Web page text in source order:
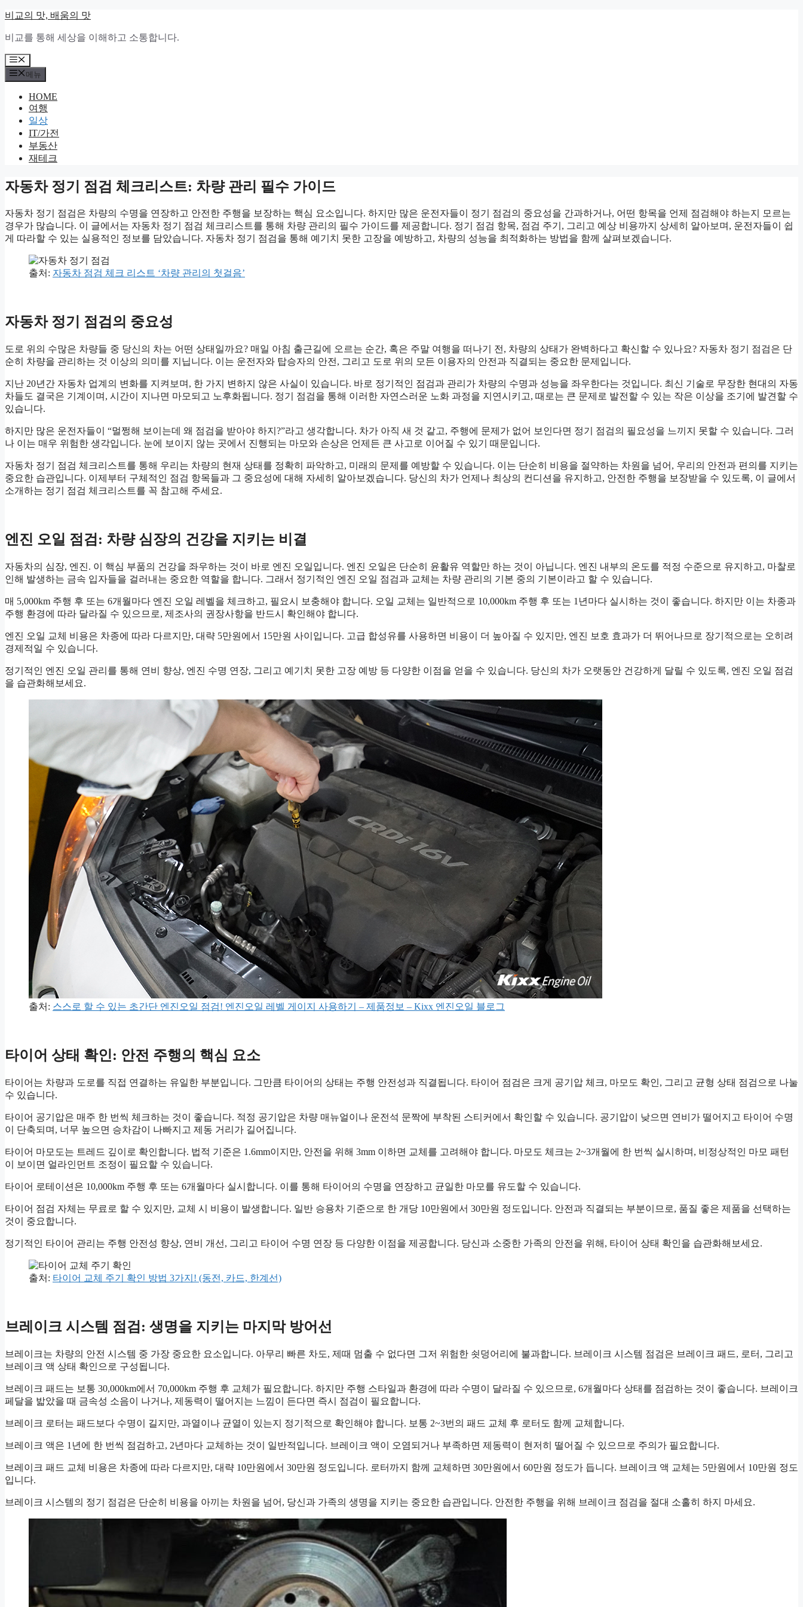
컨
츠
로
건
너
비교의 맛, 배움의 맛
비교를 통해 세상을 이해하고 소통합니다.
메
뉴
메뉴
HOME
여행
일상
IT/가전
부동산
재테크
자동차 정기 점검 체크리스트: 차량 관리 필수 가이드
자동차 정기 점검은 차량의 수명을 연장하고 안전한 주행을 보장하는 핵심 요소입니다. 하지만 많은 운전자들이 정기 점검의 중요성을 간과하거나, 어떤 항목을 언제 점검해야 하는지 모르는
경우가 많습니다. 이 글에서는 자동차 정기 점검 체크리스트를 통해 차량 관리의 필수 가이드를 제공합니다. 정기 점검 항목, 점검 주기, 그리고 예상 비용까지 상세히 알아보며, 운전자들이 쉽
게 따라할 수 있는 실용적인 정보를 담았습니다. 자동차 정기 점검을 통해 예기치 못한 고장을 예방하고, 차량의 성능을 최적화하는 방법을 함께 살펴보겠습니다.
출처: 자동차 점검 체크 리스트 ‘차량 관리의 첫걸음’
자동차 정기 점검의 중요성
도로 위의 수많은 차량들 중 당신의 차는 어떤 상태일까요? 매일 아침 출근길에 오르는 순간, 혹은 주말 여행을 떠나기 전, 차량의 상태가 완벽하다고 확신할 수 있나요? 자동차 정기 점검은 단
순히 차량을 관리하는 것 이상의 의미를 지닙니다. 이는 운전자와 탑승자의 안전, 그리고 도로 위의 모든 이용자의 안전과 직결되는 중요한 문제입니다.
지난 20년간 자동차 업계의 변화를 지켜보며, 한 가지 변하지 않은 사실이 있습니다. 바로 정기적인 점검과 관리가 차량의 수명과 성능을 좌우한다는 것입니다. 최신 기술로 무장한 현대의 자동
차들도 결국은 기계이며, 시간이 지나면 마모되고 노후화됩니다. 정기 점검을 통해 이러한 자연스러운 노화 과정을 지연시키고, 때로는 큰 문제로 발전할 수 있는 작은 이상을 조기에 발견할 수
있습니다.
하지만 많은 운전자들이 “멀쩡해 보이는데 왜 점검을 받아야 하지?”라고 생각합니다. 차가 아직 새 것 같고, 주행에 문제가 없어 보인다면 정기 점검의 필요성을 느끼지 못할 수 있습니다. 그러
나 이는 매우 위험한 생각입니다. 눈에 보이지 않는 곳에서 진행되는 마모와 손상은 언제든 큰 사고로 이어질 수 있기 때문입니다.
자동차 정기 점검 체크리스트를 통해 우리는 차량의 현재 상태를 정확히 파악하고, 미래의 문제를 예방할 수 있습니다. 이는 단순히 비용을 절약하는 차원을 넘어, 우리의 안전과 편의를 지키는
중요한 습관입니다. 이제부터 구체적인 점검 항목들과 그 중요성에 대해 자세히 알아보겠습니다. 당신의 차가 언제나 최상의 컨디션을 유지하고, 안전한 주행을 보장받을 수 있도록, 이 글에서
소개하는 정기 점검 체크리스트를 꼭 참고해 주세요.
엔진 오일 점검: 차량 심장의 건강을 지키는 비결
자동차의 심장, 엔진. 이 핵심 부품의 건강을 좌우하는 것이 바로 엔진 오일입니다. 엔진 오일은 단순히 윤활유 역할만 하는 것이 아닙니다. 엔진 내부의 온도를 적정 수준으로 유지하고, 마찰로
인해 발생하는 금속 입자들을 걸러내는 중요한 역할을 합니다. 그래서 정기적인 엔진 오일 점검과 교체는 차량 관리의 기본 중의 기본이라고 할 수 있습니다.
매 5,000km 주행 후 또는 6개월마다 엔진 오일 레벨을 체크하고, 필요시 보충해야 합니다. 오일 교체는 일반적으로 10,000km 주행 후 또는 1년마다 실시하는 것이 좋습니다. 하지만 이는 차종과
주행 환경에 따라 달라질 수 있으므로, 제조사의 권장사항을 반드시 확인해야 합니다.
엔진 오일 교체 비용은 차종에 따라 다르지만, 대략 5만원에서 15만원 사이입니다. 고급 합성유를 사용하면 비용이 더 높아질 수 있지만, 엔진 보호 효과가 더 뛰어나므로 장기적으로는 오히려
경제적일 수 있습니다.
정기적인 엔진 오일 관리를 통해 연비 향상, 엔진 수명 연장, 그리고 예기치 못한 고장 예방 등 다양한 이점을 얻을 수 있습니다. 당신의 차가 오랫동안 건강하게 달릴 수 있도록, 엔진 오일 점검
을 습관화해보세요.
출처: 스스로 할 수 있는 초간단 엔진오일 점검! 엔진오일 레벨 게이지 사용하기 – 제품정보 – Kixx 엔진오일 블로그
타이어 상태 확인: 안전 주행의 핵심 요소
타이어는 차량과 도로를 직접 연결하는 유일한 부분입니다. 그만큼 타이어의 상태는 주행 안전성과 직결됩니다. 타이어 점검은 크게 공기압 체크, 마모도 확인, 그리고 균형 상태 점검으로 나눌
수 있습니다.
타이어 공기압은 매주 한 번씩 체크하는 것이 좋습니다. 적정 공기압은 차량 매뉴얼이나 운전석 문짝에 부착된 스티커에서 확인할 수 있습니다. 공기압이 낮으면 연비가 떨어지고 타이어 수명
이 단축되며, 너무 높으면 승차감이 나빠지고 제동 거리가 길어집니다.
타이어 마모도는 트레드 깊이로 확인합니다. 법적 기준은 1.6mm이지만, 안전을 위해 3mm 이하면 교체를 고려해야 합니다. 마모도 체크는 2~3개월에 한 번씩 실시하며, 비정상적인 마모 패턴
이 보이면 얼라인먼트 조정이 필요할 수 있습니다.
타이어 로테이션은 10,000km 주행 후 또는 6개월마다 실시합니다. 이를 통해 타이어의 수명을 연장하고 균일한 마모를 유도할 수 있습니다.
타이어 점검 자체는 무료로 할 수 있지만, 교체 시 비용이 발생합니다. 일반 승용차 기준으로 한 개당 10만원에서 30만원 정도입니다. 안전과 직결되는 부분이므로, 품질 좋은 제품을 선택하는
것이 중요합니다.
정기적인 타이어 관리는 주행 안전성 향상, 연비 개선, 그리고 타이어 수명 연장 등 다양한 이점을 제공합니다. 당신과 소중한 가족의 안전을 위해, 타이어 상태 확인을 습관화해보세요.
출처: 타이어 교체 주기 확인 방법 3가지! (동전, 카드, 한계선)
브레이크 시스템 점검: 생명을 지키는 마지막 방어선
브레이크는 차량의 안전 시스템 중 가장 중요한 요소입니다. 아무리 빠른 차도, 제때 멈출 수 없다면 그저 위험한 쇳덩어리에 불과합니다. 브레이크 시스템 점검은 브레이크 패드, 로터, 그리고
브레이크 액 상태 확인으로 구성됩니다.
브레이크 패드는 보통 30,000km에서 70,000km 주행 후 교체가 필요합니다. 하지만 주행 스타일과 환경에 따라 수명이 달라질 수 있으므로, 6개월마다 상태를 점검하는 것이 좋습니다. 브레이크
페달을 밟았을 때 금속성 소음이 나거나, 제동력이 떨어지는 느낌이 든다면 즉시 점검이 필요합니다.
브레이크 로터는 패드보다 수명이 길지만, 과열이나 균열이 있는지 정기적으로 확인해야 합니다. 보통 2~3번의 패드 교체 후 로터도 함께 교체합니다.
브레이크 액은 1년에 한 번씩 점검하고, 2년마다 교체하는 것이 일반적입니다. 브레이크 액이 오염되거나 부족하면 제동력이 현저히 떨어질 수 있으므로 주의가 필요합니다.
브레이크 패드 교체 비용은 차종에 따라 다르지만, 대략 10만원에서 30만원 정도입니다. 로터까지 함께 교체하면 30만원에서 60만원 정도가 듭니다. 브레이크 액 교체는 5만원에서 10만원 정도
입니다.
브레이크 시스템의 정기 점검은 단순히 비용을 아끼는 차원을 넘어, 당신과 가족의 생명을 지키는 중요한 습관입니다. 안전한 주행을 위해 브레이크 점검을 절대 소홀히 하지 마세요.